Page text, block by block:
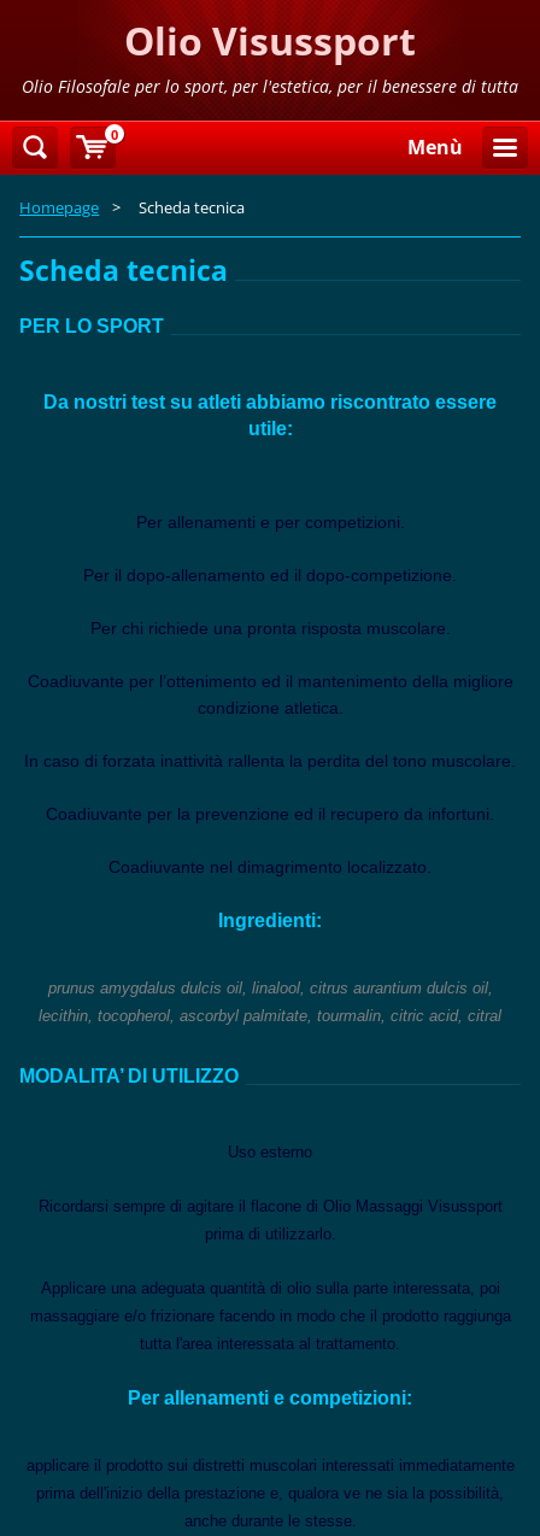
Olio Visussport
Olio Filosofale per lo sport, per l'estetica, per il benessere di tutta
Menù
Homepage > Scheda tecnica
Scheda tecnica
PER LO SPORT
Da nostri test su atleti abbiamo riscontrato essere
utile:
Per allenamenti e per competizioni.
Per il dopo-allenamento ed il dopo-competizione.
Per chi richiede una pronta risposta muscolare.
Coadiuvante per l’ottenimento ed il mantenimento della migliore
condizione atletica.
In caso di forzata inattività rallenta la perdita del tono muscolare.
Coadiuvante per la prevenzione ed il recupero da infortuni.
Coadiuvante nel dimagrimento localizzato.
Ingredienti:
prunus amygdalus dulcis oil, linalool, citrus aurantium dulcis oil,
lecithin, tocopherol, ascorbyl palmitate, tourmalin, citric acid, citral
MODALITA’ DI UTILIZZO
Uso esterno
Ricordarsi sempre di agitare il flacone di Olio Massaggi Visussport
prima di utilizzarlo.
Applicare una adeguata quantità di olio sulla parte interessata, poi
massaggiare e/o frizionare facendo in modo che il prodotto raggiunga
tutta l'area interessata al trattamento.
Per allenamenti e competizioni:
applicare il prodotto sui distretti muscolari interessati immediatamente
prima dell'inizio della prestazione e, qualora ve ne sia la possibilità,
anche durante le stesse.
0